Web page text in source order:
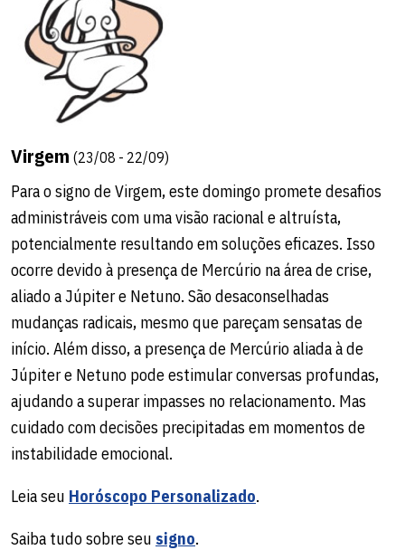
Virgem (23/08 - 22/09)
Para o signo de Virgem, este domingo promete desafios
administráveis com uma visão racional e altruísta,
potencialmente resultando em soluções eficazes. Isso
ocorre devido à presença de Mercúrio na área de crise,
aliado a Júpiter e Netuno. São desaconselhadas
mudanças radicais, mesmo que pareçam sensatas de
início. Além disso, a presença de Mercúrio aliada à de
Júpiter e Netuno pode estimular conversas profundas,
ajudando a superar impasses no relacionamento. Mas
cuidado com decisões precipitadas em momentos de
instabilidade emocional.
Leia seu Horóscopo Personalizado.
Saiba tudo sobre seu signo.